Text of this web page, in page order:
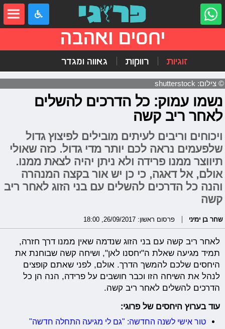
יחסים ואהבה
זוגיות רווקות גאווה ומגדר
© צילום: shutterstock
נשמו עמוק: כל הדרכים להשלים
לאחר ריב קשה
ויכוחים וריבים לעיתים מובילים לפיצוץ גדול
שלפעמים נראה לכם יותר מדי גדול. כזה שאולי
תיווצר ממנו פרידה ולא ניתן יהיה לצאת ממנו.
אולם, אל דאגה, כי כן יש אור בקצה המנהרה
והנה כל הדרכים להשלים עם בני הזוג לאחר ריב
קשה
שחר בן ימיני פרסום ראשון: 26/09/2017, 18:00
לאחר ריב קשה עם בני הזוג שנדמה שאין ממנו דרך חזרה,
תמיד מגיעה שאלת ה"יחסנו לאן", ושיחה קשה שבוחנת את
היחסים שלכם להמשך הדרך. אולם, לפני שאתם קופצים
לנהל את השיחה הזו וכבר חושבים על פרידה, הנה הן כל
הדרכים להשלים לאחר ריב קשה.
עוד בערוץ היחסים של פרוגי:
טור אישי לשנה החדשה: "גם לי מגיעה התחלה חדשה"